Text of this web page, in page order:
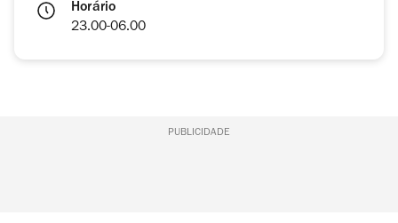
Horário
23.00-06.00
PUBLICIDADE